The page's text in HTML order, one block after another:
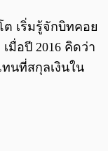
เริ่มรู้จักบิทคอย
มื่อปี 2016 คิดว่า
นที่สกุลเงินใน